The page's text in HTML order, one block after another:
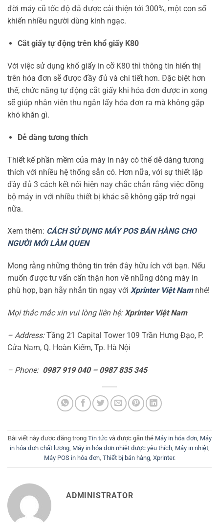
đời máy cũ tốc độ đã được cải thiện tới 300%, một con số
khiến nhiều người dùng kinh ngạc.
Cắt giấy tự động trên khổ giấy K80
Với việc sử dụng khổ giấy in cỡ K80 thì thông tin hiển thị
trên hóa đơn sẽ được đầy đủ và chi tiết hơn. Đặc biệt hơn
thế, chức năng tự động cắt giấy khi hóa đơn được in xong
sẽ giúp nhân viên thu ngân lấy hóa đơn ra mà không gặp
khó khăn gì.
Dễ dàng tương thích
Thiết kế phần mềm của máy in này có thể dễ dàng tương
thích với nhiều hệ thống sẵn có. Hơn nữa, với sự thiết lập
đầy đủ 3 cách kết nối hiện nay chắc chắn rằng việc đồng
bộ máy in với nhiều thiết bị khác sẽ không gặp trở ngại
nữa.
Xem thêm: CÁCH SỬ DỤNG MÁY POS BÁN HÀNG CHO
NGƯỜI MỚI LÀM QUEN
Mong rằng những thông tin trên đây hữu ích với bạn. Nếu
muốn được tư vấn cẩn thận hơn về những dòng máy in
phù hợp, bạn hãy nhắn tin ngay với Xprinter Việt Namnhé!
Mọi thắc mắc xin vui lòng liên hệ:Xprinter Việt Nam
– Address:Tầng 21 Capital Tower 109 Trần Hưng Đạo, P.
Cửa Nam, Q. Hoàn Kiếm, Tp. Hà Nội
– Phone: 0987 919 040 – 0987 835 345
Bài viết này được đăng trong Tin tứcvà được gắn thẻ Máy in hóa đơn, Máy
in hóa đơn chất lượng, Máy in hóa đơn nhiệt được yêu thích, Máy in nhiệt,
Máy POS in hóa đơn, Thiết bị bán hàng, Xprinter.
ADMINISTRATOR